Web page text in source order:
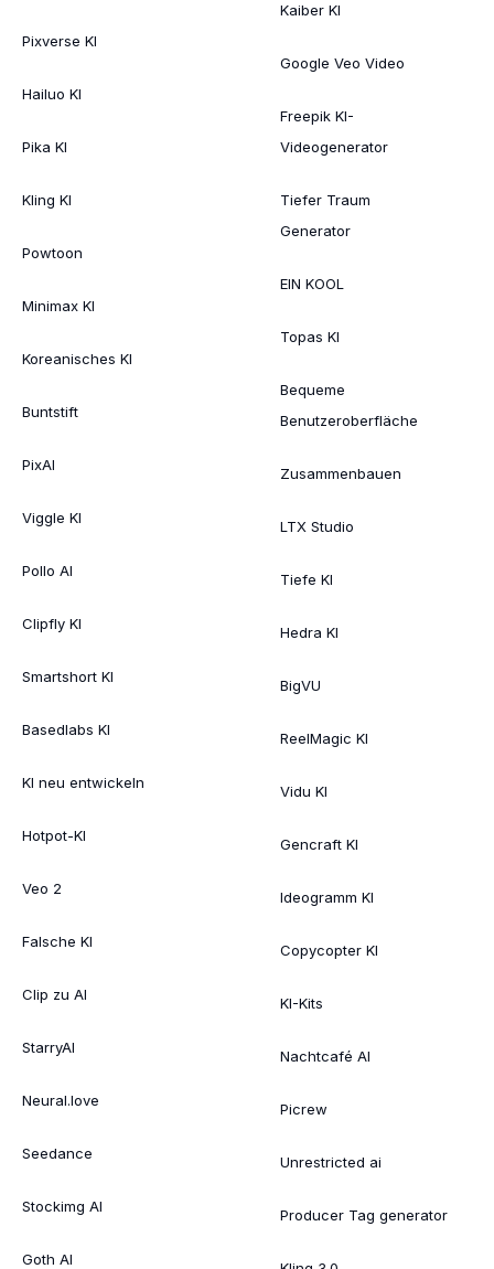
Pixverse KI
Hailuo KI
Pika KI
Kling KI
Powtoon
Minimax KI
Koreanisches KI
Buntstift
PixAI
Viggle KI
Pollo AI
Clipfly KI
Smartshort KI
Basedlabs KI
KI neu entwickeln
Hotpot-KI
Veo 2
Falsche KI
Clip zu AI
StarryAI
Neural.love
Seedance
Stockimg AI
Goth AI
Kaiber KI
Google Veo Video
Freepik KI-
Videogenerator
Tiefer Traum
Generator
EIN KOOL
Topas KI
Bequeme
Benutzeroberfläche
Zusammenbauen
LTX Studio
Tiefe KI
Hedra KI
BigVU
ReelMagic KI
Vidu KI
Gencraft KI
Ideogramm KI
Copycopter KI
KI-Kits
Nachtcafé AI
Picrew
Unrestricted ai
Producer Tag generator